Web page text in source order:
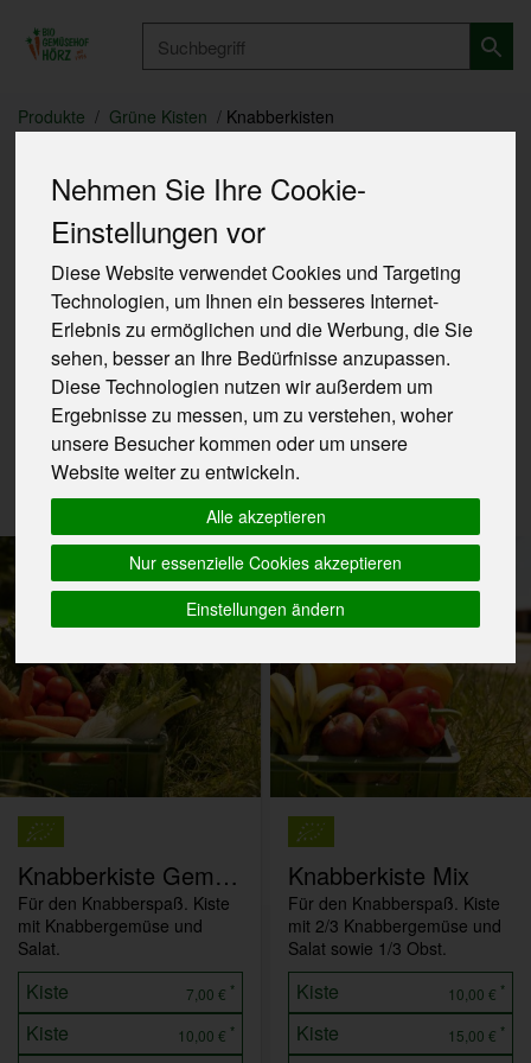
Nehmen Sie Ihre Cookie-
Einstellungen vor
Diese Website verwendet Cookies und Targeting
Technologien, um Ihnen ein besseres Internet-
Erlebnis zu ermöglichen und die Werbung, die Sie
sehen, besser an Ihre Bedürfnisse anzupassen.
Diese Technologien nutzen wir außerdem um
Ergebnisse zu messen, um zu verstehen, woher
unsere Besucher kommen oder um unsere
Website weiter zu entwickeln.
Alle akzeptieren
Nur essenzielle Cookies akzeptieren
Einstellungen ändern
Produkte Grüne Kisten Knabberkisten
Knabberkisten
Allergene
Knabberkiste Gemüse
Für den Knabberspaß. Kiste
mit Knabbergemüse und
Salat.
Kiste 7,00 € *
Kiste 10,00 € *
Knabberkiste Mix
Für den Knabberspaß. Kiste
mit 2/3 Knabbergemüse und
Salat sowie 1/3 Obst.
Kiste 10,00 € *
Kiste 15,00 € *